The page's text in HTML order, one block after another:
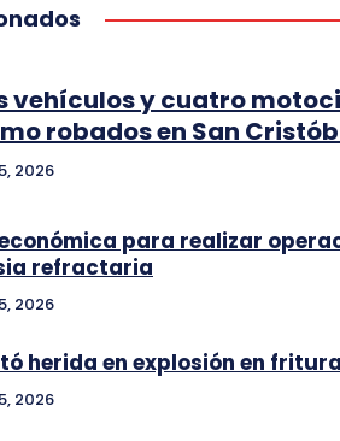
vehículos y cuatro
robados en San
2026
para realizar
refractaria
2026
herida en explosión en fritura
2026